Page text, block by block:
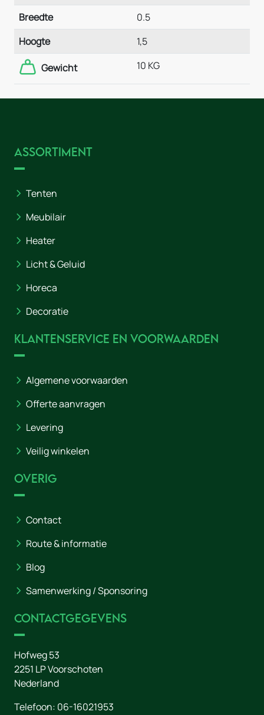
Breedte
0.5
Hoogte
1,5
Gewicht 10 KG
Assortiment
Tenten
Meubilair
Heater
Licht & Geluid
Horeca
Decoratie
Klantenservice en voorwaarden
Algemene voorwaarden
Offerte aanvragen
Levering
Veilig winkelen
Overig
Contact
Route & informatie
Blog
Samenwerking / Sponsoring
Contactgegevens
Hofweg 53
2251 LPVoorschoten
Nederland
Telefoon: 06-16021953